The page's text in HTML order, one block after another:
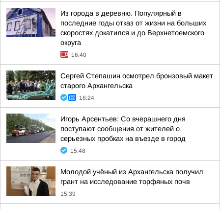
Из города в деревню. Популярный в
последние годы отказ от жизни на больших
скоростях докатился и до Верхнетоемского
округа
16:40
Сергей Степашин осмотрел бронзовый макет
старого Архангельска
16:24
Игорь Арсентьев: Со вчерашнего дня
поступают сообщения от жителей о
серьезных пробках на въезде в город
15:48
Молодой учёный из Архангельска получил
грант на исследование торфяных почв
15:39